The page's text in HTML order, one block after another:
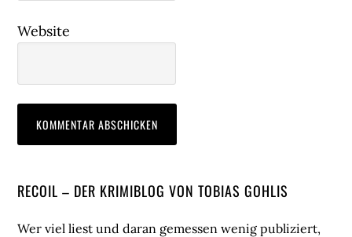
Website
Seitenspalte
RECOIL – DER KRIMIBLOG VON TOBIAS GOHLIS
Wer viel liest und daran gemessen wenig publiziert,